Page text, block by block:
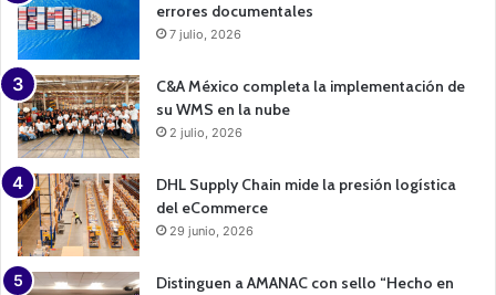
errores documentales
7 julio, 2026
C&A México completa la implementación de
su WMS en la nube
2 julio, 2026
DHL Supply Chain mide la presión logística
del eCommerce
29 junio, 2026
Distinguen a AMANAC con sello “Hecho en